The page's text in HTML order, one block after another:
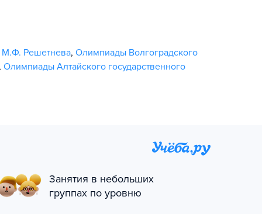
Решетнева, Олимпиады Волгоградского
Олимпиады Алтайского государственного
Занятия в небольших
группах по уровню